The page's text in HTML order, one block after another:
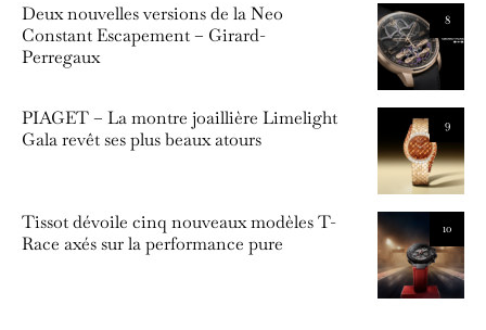
8
Deux nouvelles versions de la Neo
Constant Escapement – Girard-
Perregaux
9
PIAGET – La montre joaillière Limelight
Gala revêt ses plus beaux atours
10
Tissot dévoile cinq nouveaux modèles T-
Race axés sur la performance pure